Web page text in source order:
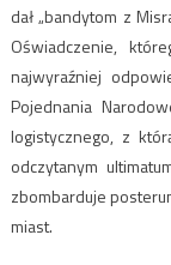
dał „bandytom z
Oświadczenie,
najwyraźniej
Pojednania
logistycznego, z
odczytanym
zbombarduje
miast.